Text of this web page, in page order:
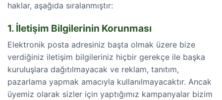
haklar, aşağıda sıralanmıştır:
1. İletişim Bilgilerinin Korunması
Elektronik posta adresiniz başta olmak üzere bize
verdiğiniz iletişim bilgileriniz hiçbir gerekçe ile başka
kuruluşlara dağıtılmayacak ve reklam, tanıtım,
pazarlama yapmak amacıyla kullanılmayacaktır. Ancak
üyemiz olarak sizler için yaptığımız kampanyalar bizim